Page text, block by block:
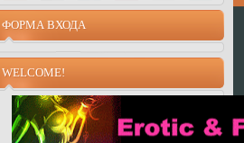
ФОРМА ВХОДА
WELCOME!